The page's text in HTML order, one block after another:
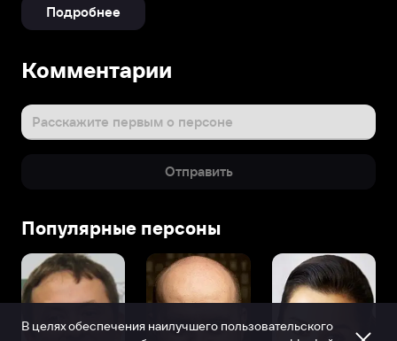
Подробнее
Комментарии
Расскажите первым о персоне
Отправить
Популярные персоны
В целях обеспечения наилучшего пользовательского